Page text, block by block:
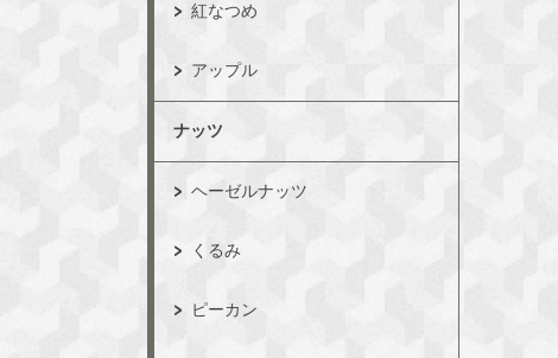
紅なつめ
アップル
ナッツ
ヘーゼルナッツ
くるみ
ピーカン